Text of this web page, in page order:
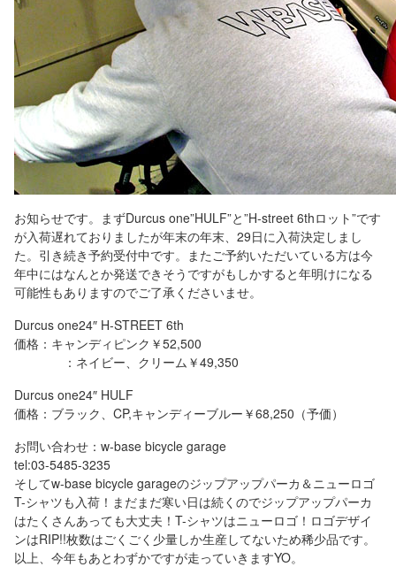
お知らせです。まずDurcus one”HULF”と”H-street 6thロット”です
が入荷遅れておりましたが年末の年末、29日に入荷決定しまし
た。引き続き予約受付中です。またご予約いただいている方は今
年中にはなんとか発送できそうですがもしかすると年明けになる
可能性もありますのでご了承くださいませ。
Durcus one24″ H-STREET 6th
価格：キャンディピンク￥52,500
：ネイビー、クリーム￥49,350
Durcus one24″ HULF
価格：ブラック、CP,キャンディーブルー￥68,250（予価）
お問い合わせ：w-base bicycle garage
tel:03-5485-3235
そしてw-base bicycle garageのジップアップパーカ＆ニューロゴ
T-シャツも入荷！まだまだ寒い日は続くのでジップアップパーカ
はたくさんあっても大丈夫！T-シャツはニューロゴ！ロゴデザイ
ンはRIP!!枚数はごくごく少量しか生産してないため稀少品です。
以上、今年もあとわずかですが走っていきますYO。